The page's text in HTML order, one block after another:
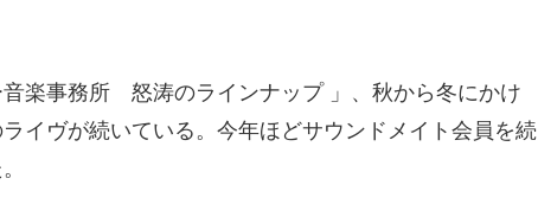
楽事務所 怒涛のラインナップ 」、秋から冬にかけ
イヴが続いている。今年ほどサウンドメイト会員を続